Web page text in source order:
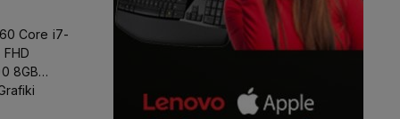
z kazdym problemem dotyczącym
komputera. Dodatkowo możesz
liczyć na ekspresową i pewną
Core i7-
FHD
8GB